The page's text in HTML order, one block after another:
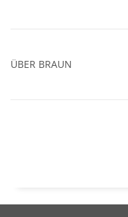
ÜBER BRAUN